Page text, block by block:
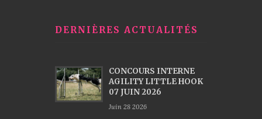
DERNIÈRES ACTUALITÉS
CONCOURS INTERNE
AGILITY LITTLE HOOK
07 JUIN 2026
Juin 28 2026